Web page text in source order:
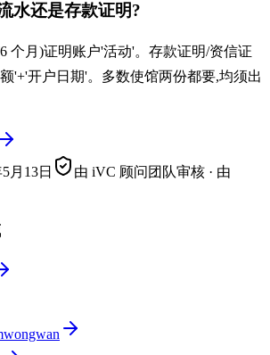
水还是存款证明?
个月)证明账户'活动'。存款证明/资信证
'+'开户日期'。多数使馆两份都要,均须出
月13日 由 iVC 顾问团队审核 · 由